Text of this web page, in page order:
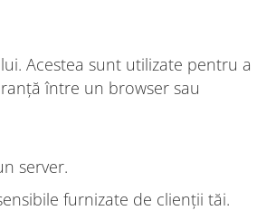
Acestea sunt utilizate pentru a
între un browser sau
server.
furnizate de clienții tăi.